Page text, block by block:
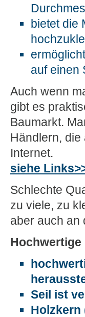
bietet die
auf einen
Auch wenn
gibt es
Baumarkt.
Händlern,
Internet.
siehe
Schlechte
zu viele, zu
aber auch an
Hochwertige
Seil ist
Holzkern